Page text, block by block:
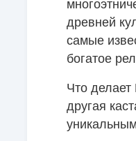
древней
самые
богатое
Что
другая